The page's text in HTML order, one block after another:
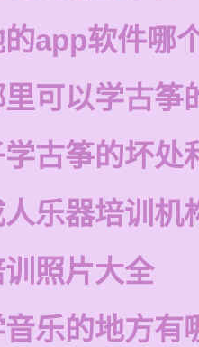
app软件哪
可以学古筝
古筝的坏处
乐器培训机
照片大全
乐的地方有